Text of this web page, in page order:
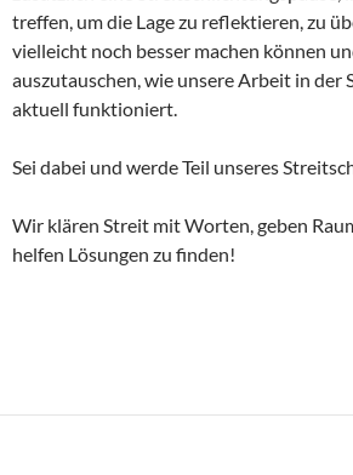
treffen, um die Lage zu reflektieren, zu
vielleicht noch besser machen können
auszutauschen, wie unsere Arbeit in der
aktuell funktioniert.
Sei dabei und werde Teil unseres
Wir klären Streit mit Worten, geben
helfen Lösungen zu finden!